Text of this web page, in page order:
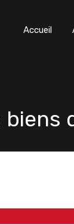
Accueil
biens